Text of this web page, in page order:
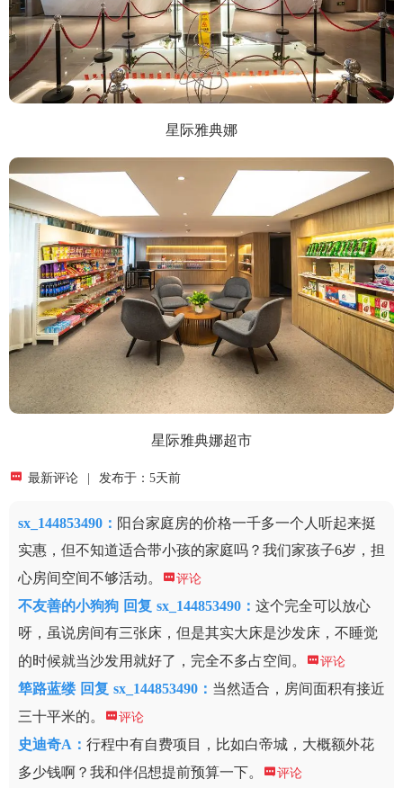
星际雅典娜
星际雅典娜超市
 最新评论 发布于：5天前
sx_144853490 ： 阳台家庭房的价格一千多一个人听起来挺
实惠，但不知道适合带小孩的家庭吗？我们家孩子6岁，担
心房间空间不够活动。
评论
不友善的小狗狗 回复 sx_144853490： 这个完全可以放心
呀，虽说房间有三张床，但是其实大床是沙发床，不睡觉
的时候就当沙发用就好了，完全不多占空间。
评论
筚路蓝缕 回复 sx_144853490： 当然适合，房间面积有接近
三十平米的。
评论
史迪奇A ： 行程中有自费项目，比如白帝城，大概额外花
多少钱啊？我和伴侣想提前预算一下。
评论